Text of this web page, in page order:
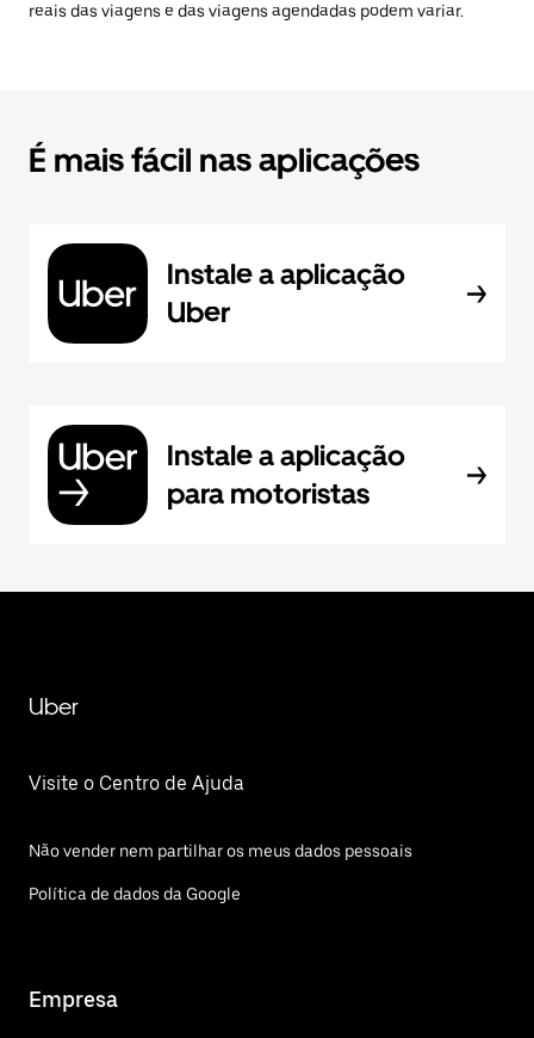
reais das viagens e das viagens agendadas podem variar.
É mais fácil nas aplicações
Instale a aplicação
Uber
Instale a aplicação
para motoristas
Uber
Visite o Centro de Ajuda
Não vender nem partilhar os meus dados pessoais
Política de dados da Google
Empresa